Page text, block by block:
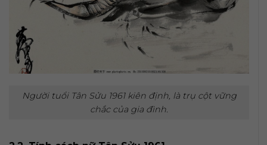
Người tuổi Tân Sửu 1961 kiên định, là trụ cột vững
chắc của gia đình.